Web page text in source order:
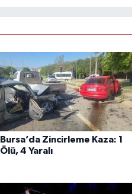
Bursa’da Zincirleme Kaza: 1
Ölü, 4 Yaralı